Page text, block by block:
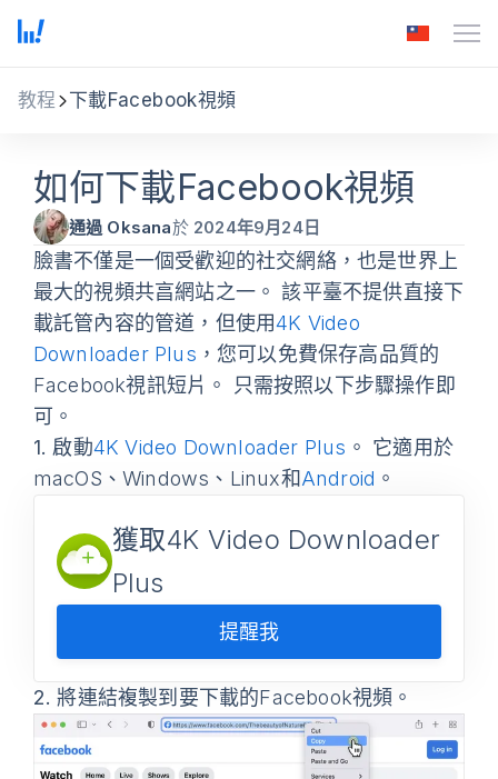
教程 下載Facebook視頻
如何下載Facebook視頻
通過 Oksana於 2024年9月24日
臉書不僅是一個受歡迎的社交網絡，也是世界上
最大的視頻共亯網站之一。 該平臺不提供直接下
載託管內容的管道，但使用4K Video
Downloader Plus ，您可以免費保存高品質的
Facebook視訊短片。 只需按照以下步驟操作即
可。
1. 啟動4K Video Downloader Plus 。 它適用於
macOS、Windows、Linux和Android 。
獲取4K Video Downloader
Plus
提醒我
2. 將連結複製到要下載的Facebook視頻。